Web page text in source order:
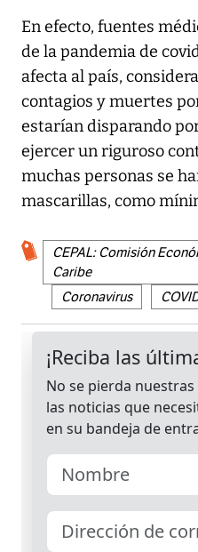
En efecto, fuentes
de la pandemia de
afecta al país,
contagios y muertes
estarían disparando
ejercer un riguroso
muchas personas se
mascarillas, como
CEPAL: Comisión
Caribe
Coronavirus